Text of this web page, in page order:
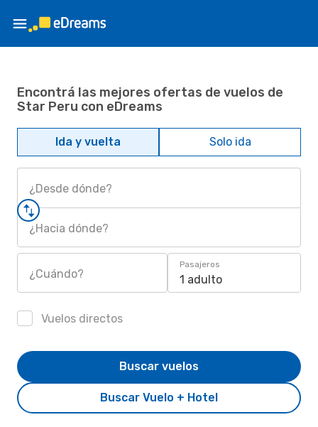
Encontrá las mejores ofertas de vuelos de
Star Peru con eDreams
Ida y vuelta Solo ida
¿Desde dónde?
¿Hacia dónde?
¿Cuándo?
Pasajeros
1 adulto
Vuelos directos
Buscar Vuelo + Hotel
Buscar vuelos